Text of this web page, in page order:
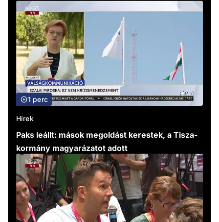
1 perc
Hírek
Paks leállt: mások megoldást kerestek, a Tisza-
kormány magyarázatot adott